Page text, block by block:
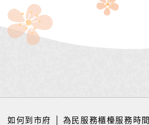
如何到市府 為民服務櫃檯服務時間